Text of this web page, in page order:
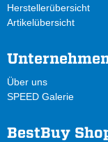
Herstellerübersicht
Artikelübersicht
Über uns
SPEED Galerie
BestBuy